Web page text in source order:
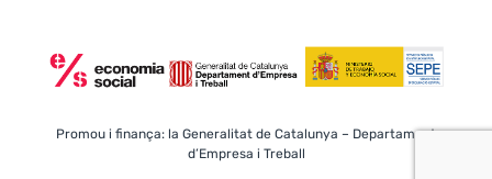
Promou i finança: la Generalitat de Catalunya – Departament
d’Empresa i Treball